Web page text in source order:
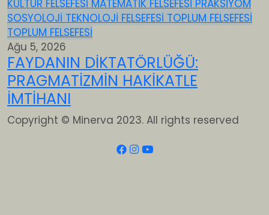
KÜLTÜR FELSEFESİ MATEMATİK FELSEFESİ PRAKSİYOM
SOSYOLOJİ TEKNOLOJİ FELSEFESİ TOPLUM FELSEFESİ
TOPLUM FELSEFESİ
Ağu 5, 2026
FAYDANIN DİKTATÖRLÜĞÜ:
PRAGMATİZMİN HAKİKATLE
İMTİHANI
Copyright © Minerva 2023. All rights reserved